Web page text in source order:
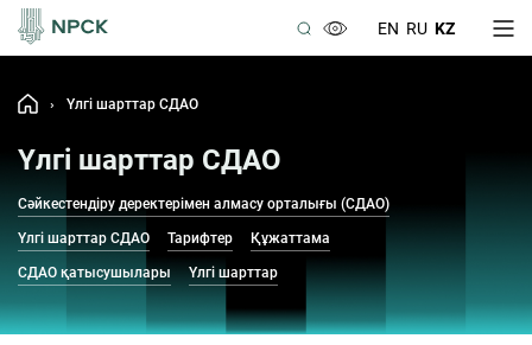
EN RU KZ
› Үлгі шарттар СДАО
Үлгі шарттар СДАО
Сәйкестендіру деректерімен алмасу орталығы (СДАО)
Үлгі шарттар СДАО Тарифтер Құжаттама
СДАО қатысушылары Үлгі шарттар